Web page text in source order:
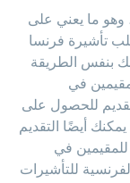
وهو ما يعني على
تأشيرة فرنسا
بنفس الطريقة
في
للحصول على
أيضًا التقديم
للمقيمين في
للتأشيرات